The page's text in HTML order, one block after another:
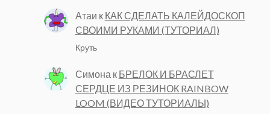
Атаи к КАК СДЕЛАТЬ КАЛЕЙДОСКОП
СВОИМИ РУКАМИ (ТУТОРИАЛ)
Круть
Симона к БРЕЛОК И БРАСЛЕТ
СЕРДЦЕ ИЗ РЕЗИНОК RAINBOW
LOOM (ВИДЕО ТУТОРИАЛЫ)